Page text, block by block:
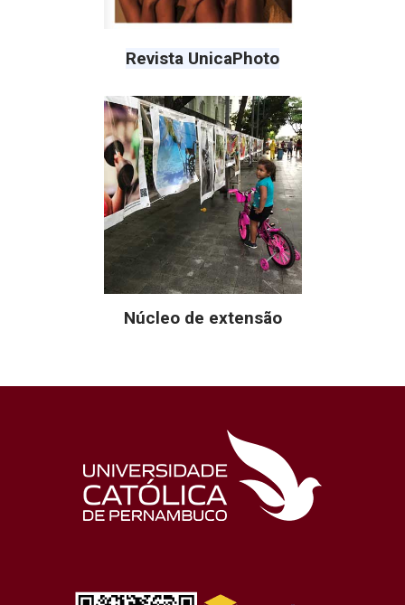
Revista UnicaPhoto
Núcleo de extensão